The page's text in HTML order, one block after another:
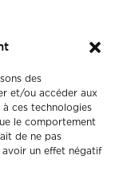
des
et/ou accéder aux
ces technologies
le comportement
de ne pas
un effet négatif